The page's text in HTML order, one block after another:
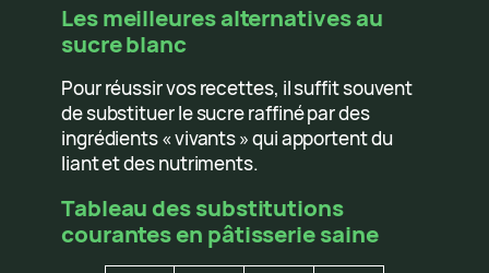
Les meilleures alternatives au
sucre blanc
Pour réussir vos recettes, il suffit souvent
de substituer le sucre raffiné par des
ingrédients « vivants » qui apportent du
liant et des nutriments.
Tableau des substitutions
courantes en pâtisserie saine